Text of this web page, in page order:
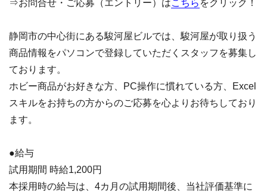
⇒お問合せ・ご応募（エントリー）はこちら をクリック！
静岡市の中心街にある駿河屋ビルでは、駿河屋が取り扱う
商品情報をパソコンで登録していただくスタッフを募集し
ております。
ホビー商品がお好きな方、PC操作に慣れている方、Excel
スキルをお持ちの方からのご応募を心よりお待ちしており
ます。
●給与
試用期間 時給1,200円
本採用時の給与は、4カ月の試用期間後、当社評価基準に